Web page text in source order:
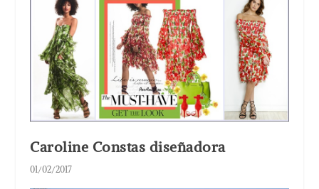
Caroline Constas diseñadora
01/02/2017